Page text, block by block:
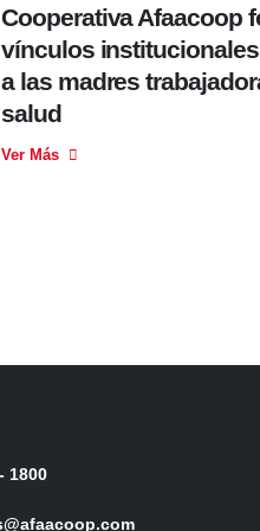
Cooperativa Afaacoop
vínculos
a las madres
salud
Ver Más
1800